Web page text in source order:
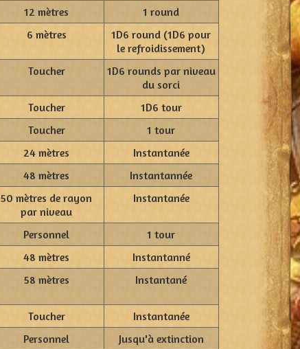
12 mètres
1 round
6 mètres
1D6 round (1D6 pour
le refroidissement)
Toucher
1D6 rounds par niveau
du sorci
Toucher
1D6 tour
Toucher
1 tour
24 mètres
Instantanée
48 mètres
Instantannée
50 mètres de rayon
par niveau
Instantanée
Personnel
1 tour
48 mètres
Instantanné
58 mètres Instantané
Toucher
Instantanée
Personnel
Jusqu'à extinction